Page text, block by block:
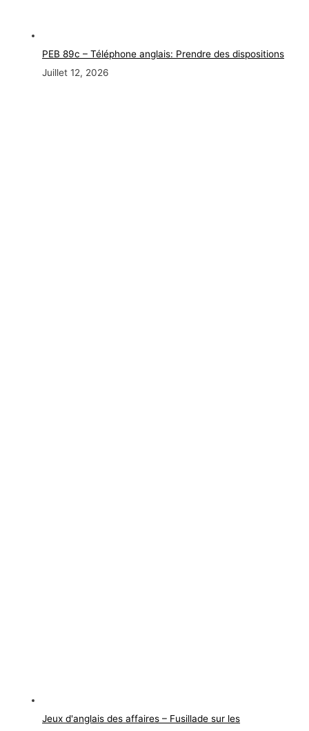
PEB 89c – Téléphone anglais: Prendre des dispositions
Juillet 12, 2026
Jeux d'anglais des affaires – Fusillade sur les